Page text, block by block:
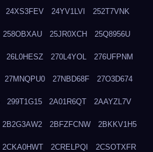
24XS3FEV 24YV1LVI 252T7VNK
258OBXAU 25JR0XCH 25Q8956U
26L0HESZ 270L4YOL 276UFPNM
27MNQPU0 27NBD68F 27O3D674
299T1G15 2A01R6QT 2AAYZL7V
2B2G3AW2 2BFZFCNW 2BKKV1H5
2CKA0HWT 2CRELPQI 2CSOTXFR